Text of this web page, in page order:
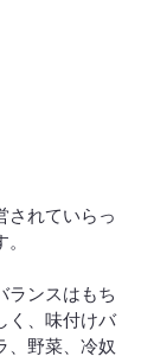
されていらっ
ランスはもち
く、味付けバ
、野菜、冷奴